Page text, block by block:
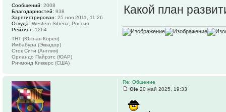
Какой план
Сообщений: 2008
Благодарностей: 938
Зарегистрирован: 25 ноя 2011, 11:26
Откуда: Western Siberia, Россия
Рейтинг: 1264
ТНТ (Южная Корея)
Имбабура (Эквадор)
Сток Сити (Англия)
Орландо Пайрэтс (ЮАР)
Ричмонд Киккерс (США)
Re: Общение
Ole 20 май 2025, 19:33
.